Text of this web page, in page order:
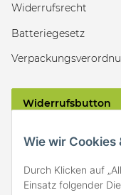
Wie wir Cookies
Durch Klicken auf
Einsatz folgender
Widerrufsrecht
Batteriegesetz
Widerrufsbutton